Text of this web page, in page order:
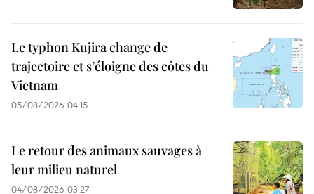
Le typhon Kujira change de
trajectoire et s’éloigne des côtes du
Vietnam
05/08/2026 04:15
Le retour des animaux sauvages à
leur milieu naturel
04/08/2026 03:27